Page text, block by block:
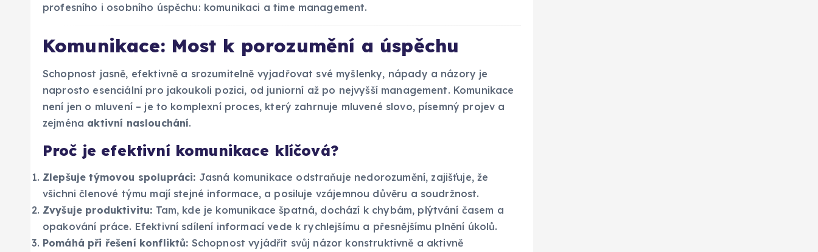
profesního i osobního úspěchu: komunikaci a time management.
Komunikace: Most k porozumění a úspěchu
Schopnost jasně, efektivně a srozumitelně vyjadřovat své myšlenky, nápady a názory je
naprosto esenciální pro jakoukoli pozici, od juniorní až po nejvyšší management. Komunikace
není jen o mluvení – je to komplexní proces, který zahrnuje mluvené slovo, písemný projev a
zejména aktivní naslouchání.
Proč je efektivní komunikace klíčová?
Zlepšuje týmovou spolupráci: Jasná komunikace odstraňuje nedorozumění, zajišťuje, že
všichni členové týmu mají stejné informace, a posiluje vzájemnou důvěru a soudržnost.
Zvyšuje produktivitu: Tam, kde je komunikace špatná, dochází k chybám, plýtvání časem a
opakování práce. Efektivní sdílení informací vede k rychlejšímu a přesnějšímu plnění úkolů.
Pomáhá při řešení konfliktů: Schopnost vyjádřit svůj názor konstruktivně a aktivně